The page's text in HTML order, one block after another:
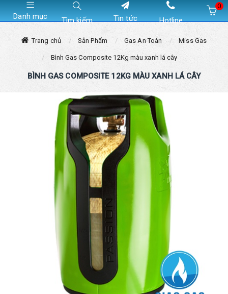
Danh mục Tìm kiếm Tin tức Hotline
0
Trang chủ Sản Phẩm Gas An Toàn Miss Gas
Bình Gas Composite 12Kg màu xanh lá cây
BÌNH GAS COMPOSITE 12KG MÀU XANH LÁ CÂY